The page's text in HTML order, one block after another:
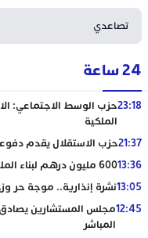
24 ساعة
23:18حزب الوسط الاجتماعي:
الملكية
21:37حزب الاستقلال يقدم
13:36600 مليون درهم لبناء الملعب الكبير بمكناس
13:05نشرة إنذارية.. موجة حر
12:45مجلس المستشارين
المباشر